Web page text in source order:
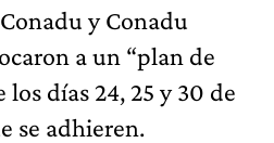
y Conadu
a un “plan de
días 24, 25 y 30 de
se adhieren.